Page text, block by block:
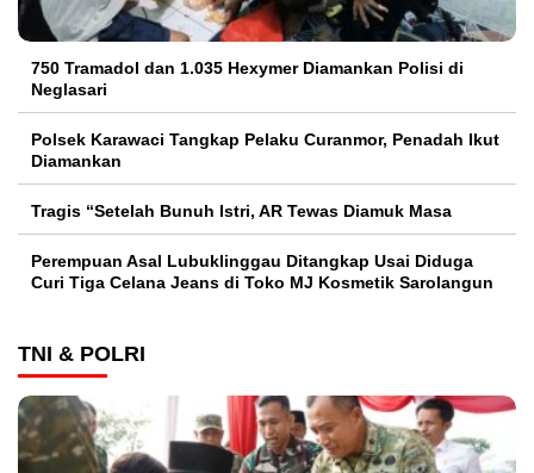
750 Tramadol dan 1.035 Hexymer Diamankan Polisi di
Neglasari
Polsek Karawaci Tangkap Pelaku Curanmor, Penadah Ikut
Diamankan
Tragis “Setelah Bunuh Istri, AR Tewas Diamuk Masa
Perempuan Asal Lubuklinggau Ditangkap Usai Diduga
Curi Tiga Celana Jeans di Toko MJ Kosmetik Sarolangun
TNI & POLRI